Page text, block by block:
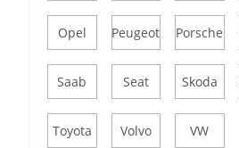
Opel Peugeot Porsche
Saab Seat Skoda
Toyota Volvo VW